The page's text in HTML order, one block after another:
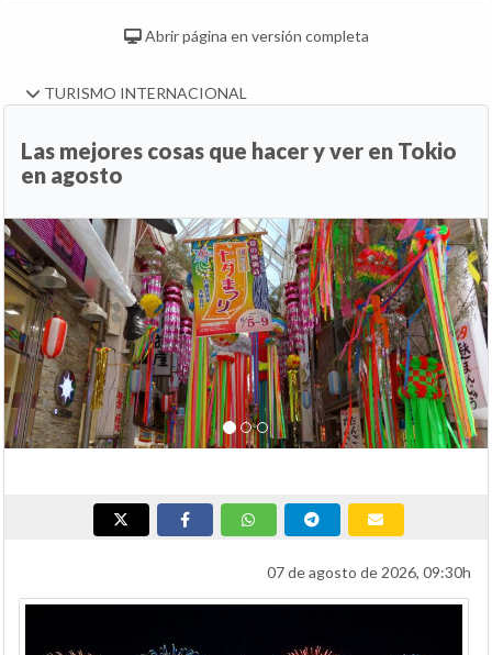
Abrir página en versión completa
TURISMO INTERNACIONAL
Las mejores cosas que hacer y ver en Tokio
en agosto
Anterior
07 de agosto de 2026, 09:30h